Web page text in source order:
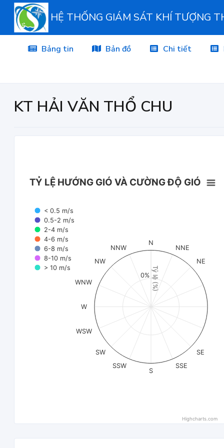
HỆ THỐNG GIÁM SÁT KHÍ TƯỢNG
Bảng tin Bản đồ Chi tiết
KT HẢI VĂN THỔ CHU
Tỷ lệ (%)
TỶ LỆ HƯỚNG GIÓ VÀ CƯỜNG ĐỘ GIÓ
< 0.5 m/s
0.5-2 m/s
2-4 m/s
4-6 m/s
6-8 m/s
8-10 m/s
> 10 m/s
N
NNE
NE
SE
SSE
S
SSW
SW
WSW
W
WNW
NW
NNW
0%
Highcharts.com